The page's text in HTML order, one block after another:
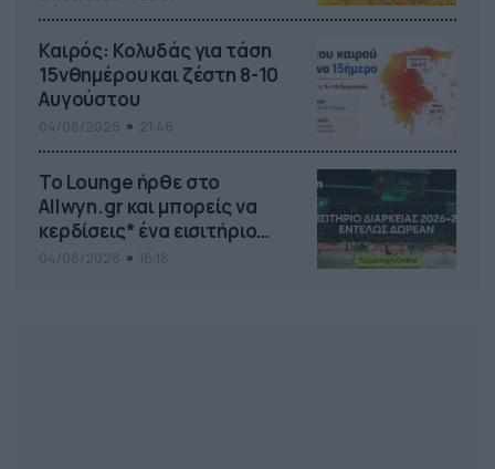
Καιρός: Κολυδάς για τάση
15νθημέρου και ζέστη 8-10
Αυγούστου
Το Lounge ήρθε στο
Allwyn.gr και μπορείς να
κερδίσεις* ένα εισιτήριο
διαρκείας του